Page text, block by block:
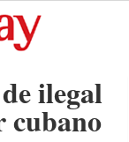
ilegal
cubano